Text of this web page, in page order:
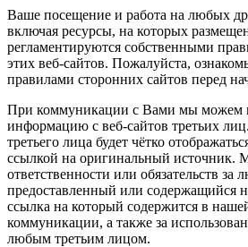
Ваше посещение и работа на любых
включая ресурсы, на которых
регламентируются собственными
этих веб-сайтов. Пожалуйста,
правилами сторонних сайтов перед
При коммуникации с Вами мы можем
информацию с веб-сайтов третьих
третьего лица будет чётко
ссылкой на оригинальный источник.
ответственности или обязательств за
предоставленный или содержащийся
ссылка на который содержится в
коммуникации, а также за
любым третьим лицом.